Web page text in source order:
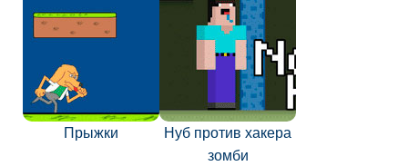
Прыжки
Нуб против хакера
зомби